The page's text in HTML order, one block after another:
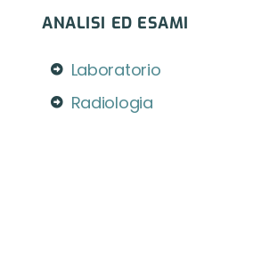
ANALISI ED ESAMI
Laboratorio
Radiologia